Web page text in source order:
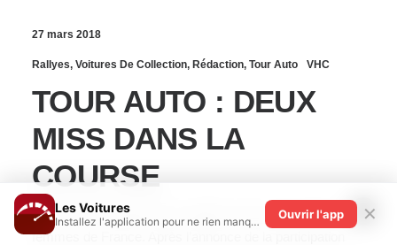
27 mars 2018
Rallyes, Voitures De Collection, Rédaction, Tour Auto VHC
TOUR AUTO : DEUX
MISS DANS LA
COURSE
Le Tour Auto s'attend à accueillir les deux plus belles
femmes de France. Après l’annonce de la participation
Les Voitures
Installez l'application pour ne rien manquer !
Ouvrir l'app ✕